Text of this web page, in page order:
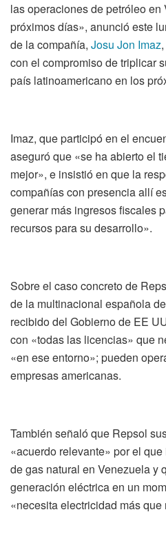
las operaciones de petróleo
próximos días», anunció este
de la compañía, Josu Jon Imaz
con el compromiso de triplicar
país latinoamericano en los
Imaz, que participó en el
aseguró que «se ha abierto el
mejor», e insistió en que la
compañías con presencia allí
generar más ingresos fiscales
recursos para su desarrollo».
Sobre el caso concreto de
de la multinacional española
recibido del Gobierno de EE
con «todas las licencias» que
«en ese entorno»; pueden
empresas americanas.
También señaló que Repsol
«acuerdo relevante» por el
de gas natural en Venezuela y
generación eléctrica en un
«necesita electricidad más que